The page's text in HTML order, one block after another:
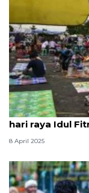
Kapan boleh
hari raya Idul
8 April 2025